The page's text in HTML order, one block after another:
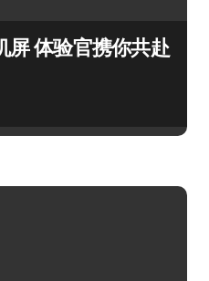
屏 体验官携你共赴